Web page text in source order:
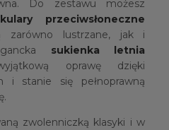
Do zestawu możesz
przeciwsłoneczne
zarówno lustrzane, jak i
sukienka letnia
oprawę dzięki
i stanie się pełnoprawną
zwolenniczką klasyki i w